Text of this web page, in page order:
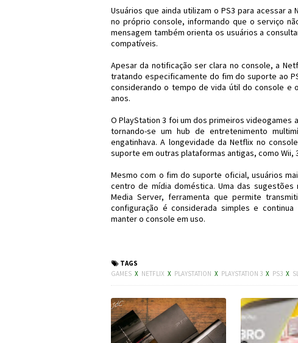
Usuários que ainda utilizam o PS3 para acessar
no próprio console, informando que o serviço
mensagem também orienta os usuários a
compatíveis.
Apesar da notificação ser clara no console, a
tratando especificamente do fim do suporte ao
considerando o tempo de vida útil do console e
anos.
O PlayStation 3 foi um dos primeiros
tornando-se um hub de entretenimento
engatinhava. A longevidade da Netflix no
suporte em outras plataformas antigas, como Wii,
Mesmo com o fim do suporte oficial, usuários
centro de mídia doméstica. Uma das
Media Server, ferramenta que permite
configuração é considerada simples e
manter o console em uso.
TAGS
GAMES X NETFLIX X PLAYSTATION X PLAYSTATION 3 X PS3 X